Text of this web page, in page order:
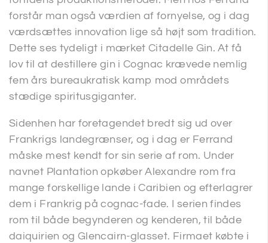
forstår man også værdien af fornyelse, og i dag
værdsættes innovation lige så højt som tradition.
Dette ses tydeligt i mærket Citadelle Gin. At få
lov til at destillere gin i Cognac krævede nemlig
fem års bureaukratisk kamp mod områdets
stædige spiritusgiganter.
Sidenhen har foretagendet bredt sig ud over
Frankrigs landegrænser, og i dag er Ferrand
måske mest kendt for sin serie af rom. Under
navnet Plantation opkøber Alexandre rom fra
mange forskellige lande i Caribien og efterlagrer
dem i Frankrig på cognac-fade. I serien findes
rom til både begynderen og kenderen, til både
daiquirien og Glencairn-glasset. Firmaet købte i